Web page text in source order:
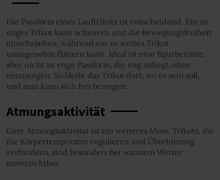
Die Passform eines Lauftrikots ist entscheidend. Ein zu
enges Trikot kann scheuern und die Bewegungsfreiheit
einschränken, während ein zu weites Trikot
unangenehm flattern kann. Ideal ist eine figurbetonte,
aber nicht zu enge Passform, die eng anliegt, ohne
einzuengen. So bleibt das Trikot dort, wo es sein soll,
und man kann sich frei bewegen.
Atmungsaktivität
Gute Atmungsaktivität ist ein weiteres Muss. Trikots, die
die Körpertemperatur regulieren und Überhitzung
verhindern, sind besonders bei warmem Wetter
unverzichtbar.